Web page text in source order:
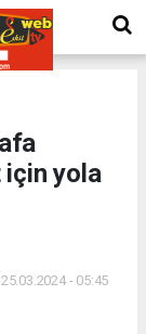
için yola
- 05:45